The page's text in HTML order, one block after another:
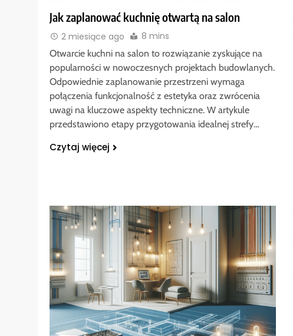
Jak zaplanować kuchnię otwartą na salon
2 miesiące ago 8 mins
Otwarcie kuchni na salon to rozwiązanie zyskujące na
popularności w nowoczesnych projektach budowlanych.
Odpowiednie zaplanowanie przestrzeni wymaga
połączenia funkcjonalność z estetyka oraz zwrócenia
uwagi na kluczowe aspekty techniczne. W artykule
przedstawiono etapy przygotowania idealnej strefy…
Czytaj więcej